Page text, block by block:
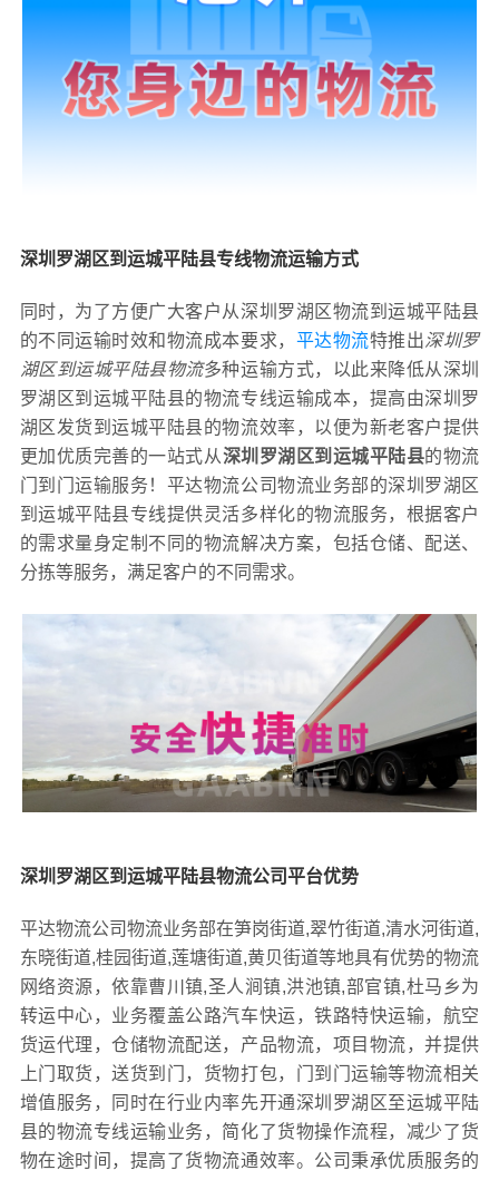
深圳罗湖区到运城平陆县专线物流运输方式
同时，为了方便广大客户从深圳罗湖区物流到运城平陆县
的不同运输时效和物流成本要求， 平达物流特推出深圳罗
湖区到运城平陆县物流多种运输方式，以此来降低从深圳
罗湖区到运城平陆县的物流专线运输成本，提高由深圳罗
湖区发货到运城平陆县的物流效率，以便为新老客户提供
更加优质完善的一站式从深圳罗湖区到运城平陆县的物流
门到门运输服务！平达物流公司物流业务部的深圳罗湖区
到运城平陆县专线提供灵活多样化的物流服务，根据客户
的需求量身定制不同的物流解决方案，包括仓储、配送、
分拣等服务，满足客户的不同需求。
深圳罗湖区到运城平陆县物流公司平台优势
平达物流公司物流业务部在笋岗街道,翠竹街道,清水河街道,
东晓街道,桂园街道,莲塘街道,黄贝街道等地具有优势的物流
网络资源，依靠曹川镇,圣人涧镇,洪池镇,部官镇,杜马乡为
转运中心，业务覆盖公路汽车快运，铁路特快运输，航空
货运代理，仓储物流配送，产品物流，项目物流，并提供
上门取货，送货到门，货物打包，门到门运输等物流相关
增值服务，同时在行业内率先开通深圳罗湖区至运城平陆
县的物流专线运输业务，简化了货物操作流程，减少了货
物在途时间，提高了货物流通效率。公司秉承优质服务的